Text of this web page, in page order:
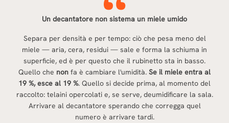
Un decantatore non sistema un miele umido
Separa per densità e per tempo: ciò che pesa meno del
miele — aria, cera, residui — sale e forma la schiuma in
superficie, ed è per questo che il rubinetto sta in basso.
Quello che non fa è cambiare l'umidità. Se il miele entra al
19 %, esce al 19 %. Quello si decide prima, al momento del
raccolto: telaini opercolati e, se serve, deumidificare la sala.
Arrivare al decantatore sperando che corregga quel
numero è arrivare tardi.